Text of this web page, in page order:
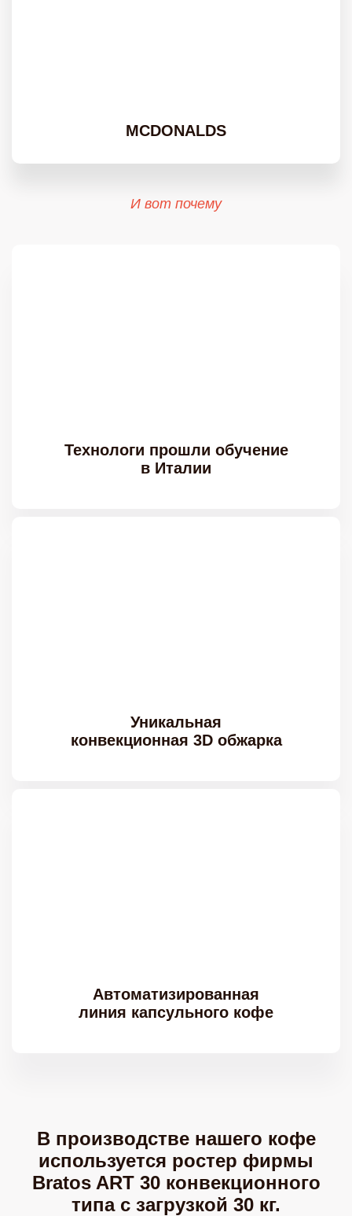
MCDONALDS
И вот почему
Технологи прошли обучение
в Италии
Уникальная
конвекционная 3D обжарка
Автоматизированная
линия капсульного кофе
В производстве нашего кофе
используется ростер фирмы
Bratos ART 30 конвекционного
типа с загрузкой 30 кг.